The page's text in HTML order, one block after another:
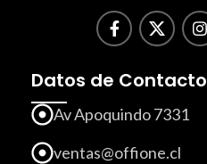
Datos de Contacto
Av Apoquindo 7331
ventas@offione.cl